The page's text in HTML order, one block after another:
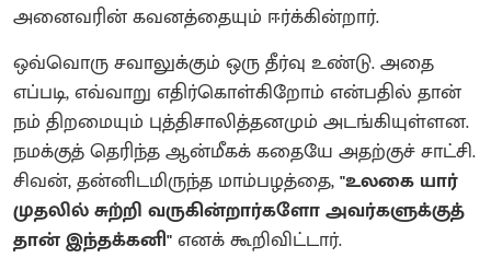
அனைவரின் கவனத்தையும் ஈர்க்கின்றார்.
ஒவ்வொரு சவாலுக்கும் ஒரு தீர்வு உண்டு. அதை
எப்படி, எவ்வாறு எதிர்கொள்கிறோம் என்பதில் தான்
நம் திறமையும் புத்திசாலித்தனமும் அடங்கியுள்ளன.
நமக்குத் தெரிந்த ஆன்மீகக் கதையே அதற்குச் சாட்சி.
சிவன், தன்னிடமிருந்த மாம்பழத்தை,"உலகை யார்
முதலில் சுற்றி வருகின்றார்களோ அவர்களுக்குத்
தான் இந்தக்கனி"எனக் கூறிவிட்டார்.